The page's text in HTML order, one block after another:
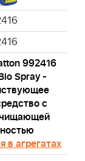
992416
Spray -
с
в агрегатах